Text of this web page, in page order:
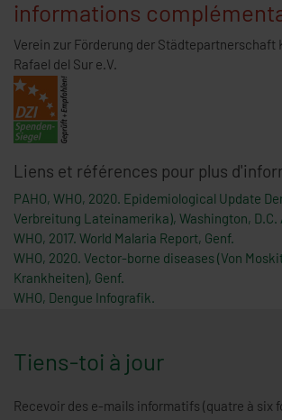
informations
Verein zur Förderung der Städtepartnerschaft
Rafael del Sur e.V.
Liens et références pour plus
PAHO, WHO, 2020. Epidemiological Update
Verbreitung Lateinamerika), Washington, D.C.
WHO, 2017. World Malaria Report, Genf.
WHO, 2020. Vector-borne diseases (Von
Krankheiten), Genf.
WHO, Dengue Infografik.
Tiens-toi à jour
Recevoir des e-mails informatifs (quatre à six